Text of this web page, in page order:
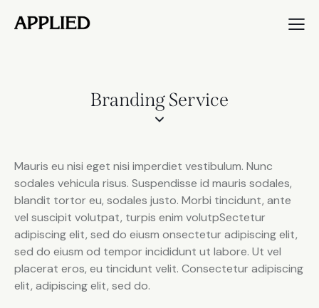
Branding Service
Mauris eu nisi eget nisi imperdiet vestibulum. Nunc
sodales vehicula risus. Suspendisse id mauris sodales,
blandit tortor eu, sodales justo. Morbi tincidunt, ante
vel suscipit volutpat, turpis enim volutpSectetur
adipiscing elit, sed do eiusm onsectetur adipiscing elit,
sed do eiusm od tempor incididunt ut labore. Ut vel
placerat eros, eu tincidunt velit. Consectetur adipiscing
elit, adipiscing elit, sed do.